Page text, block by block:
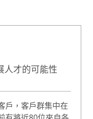
人才的可能性
戶，客戶群集中在